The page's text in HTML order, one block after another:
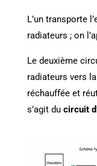
L’un transporte
radiateurs ; on
Le deuxième
radiateurs vers
réchauffée et
s’agit du circuit